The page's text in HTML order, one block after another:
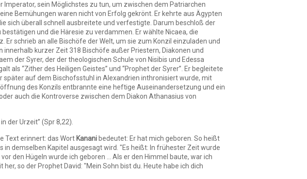
Imperator, sein Möglichstes zu tun, um zwischen dem Patriarchen
Bemühungen waren nicht von Erfolg gekrönt. Er kehrte aus Ägypten
sich überall schnell ausbreitete und verfestigte. Darum beschloß der
und die Häresie zu verdammen. Er wählte Nicaea, die
schrieb an alle Bischöfe der Welt, um sie zum Konzil einzuladen und
kurzer Zeit 318 Bischöfe außer Priestern, Diakonen und
der Syrer, der der theologischen Schule von Nisibis und Edessa
als “Zither des Heiligen Geistes” und “Prophet der Syrer”. Er begleitete
später auf dem Bischofsstuhl in Alexandrien inthronisiert wurde, mit
des Konzils entbrannte eine heftige Auseinandersetzung und ein
auch die Kontroverse zwischen dem Diakon Athanasius von
der Urzeit” (Spr 8,22).
Text erinnert: das Wort Kanani bedeutet: Er hat mich geboren. So heißt
in demselben Kapitel ausgesagt wird. "Es heißt: In frühester Zeit wurde
den Hügeln wurde ich geboren ... Als er den Himmel baute, war ich
so der Prophet David: "Mein Sohn bist du. Heute habe ich dich